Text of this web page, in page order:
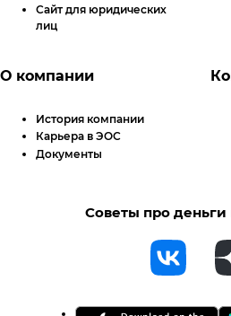
Сайт для юридических
лиц
О компании
История компании
Карьера в ЭОС
Документы
Советы про деньги